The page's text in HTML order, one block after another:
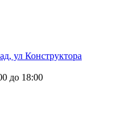
ул Конструктора
до 18:00